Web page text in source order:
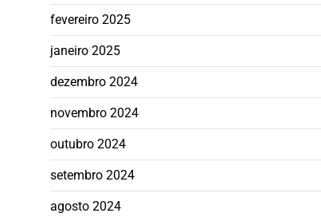
fevereiro 2025
janeiro 2025
dezembro 2024
novembro 2024
outubro 2024
setembro 2024
agosto 2024